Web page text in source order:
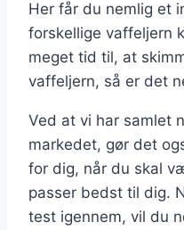
Her får du nemlig et
forskellige vaffeljern
meget tid til, at
vaffeljern, så er det
Ved at vi har samlet
markedet, gør det
for dig, når du skal
passer bedst til dig.
test igennem, vil du